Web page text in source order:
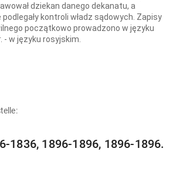
dziekan danego dekanatu, a
kontroli władz sądowych. Zapisy
początkowo prowadzono w języku
- w języku rosyjskim.
1836, 1896-1896, 1896-1896.